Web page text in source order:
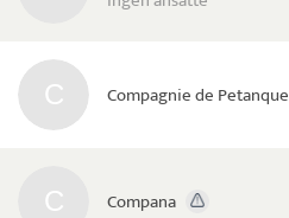
Compagnie de Petanque
Compana